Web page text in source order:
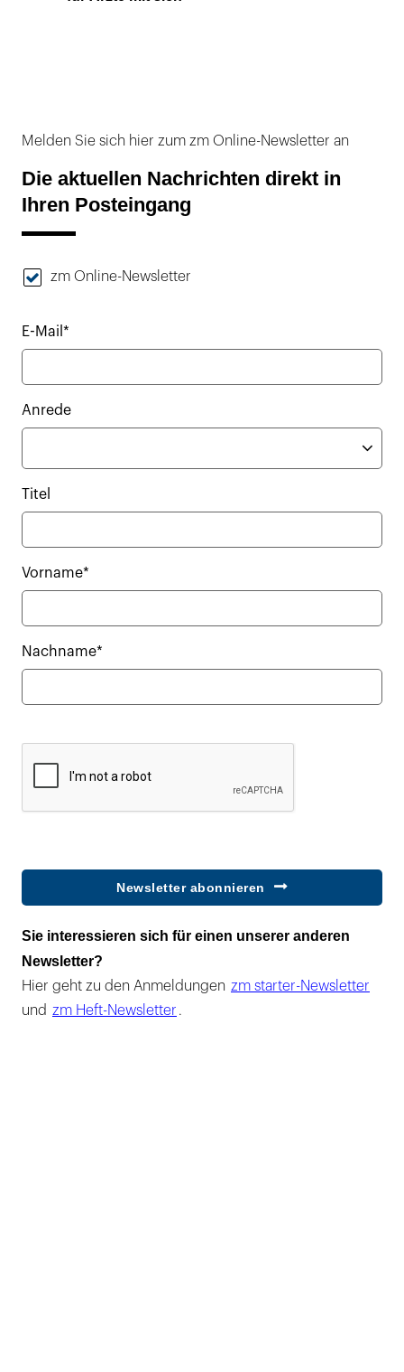
Melden Sie sich hier zum zm Online-Newsletter an
Die aktuellen Nachrichten direkt in
Ihren Posteingang
zm Online-Newsletter
E-Mail*
Anrede
Titel
Vorname*
Nachname*
Newsletter abonnieren
Sie interessieren sich für einen unserer anderen
Newsletter?
Hier geht zu den Anmeldungen zm starter-Newsletter
und zm Heft-Newsletter .